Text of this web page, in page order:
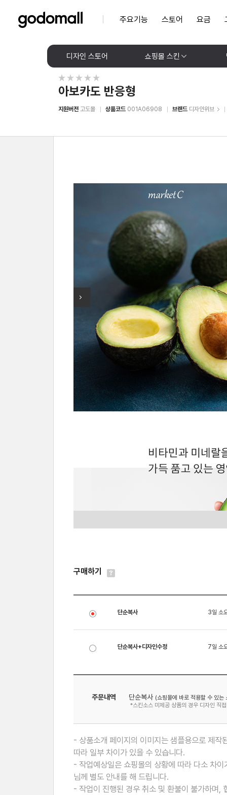
주요기능 스토어 요금
디자인 스토어 쇼핑몰 스킨
아보카도 반응형
지원버전 고도몰 상품코드 001A06908 브랜드 디자인위브
구매하기
단순복사 3일 소
단순복사+디자인수정 7일 소
주문내역 단순복사 (쇼핑몰에 바로 적용할 수 있는
*스킨소스 미제공 상품의 경우 디자인 직
- 상품소개 페이지의 이미지는 샘플용으로 제작
따라 일부 차이가 있을 수 있습니다.
- 작업예상일은 쇼핑몰의 상황에 따라 다소 차
님께 별도 안내를 해 드립니다.
- 작업이 진행된 경우 취소 및 환불이 불가하며,